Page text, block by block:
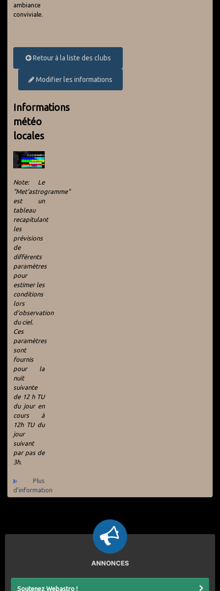
ambiance
conviviale.
Retour à la liste des clubs
Modifier les informations
Informations
météo
locales
Note: Le
"Met'astrogramme"
est un
tableau
recapitulant
les
prévisions
de
différents
paramètres
pour
estimer les
conditions
lors
d'observation
du ciel.
Ces
paramètres
sont
fournis
pour la
nuit
suivante
de 12 h TU
du jour en
cours à
12h TU du
jour
suivant
par pas de
3h.
Plus
d'information
ANNONCES
Soutenez Webastro !